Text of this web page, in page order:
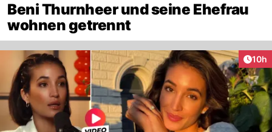
Beni Thurnheer und seine Ehefrau
wohnen getrennt
10h